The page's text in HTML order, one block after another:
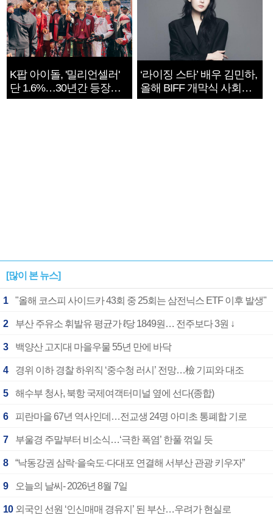
K팝 아이돌, '밀리언셀러'
단 1.6%…30년간 등장
1182개팀 전수조사
‘라이징 스타’ 배우 김민하,
올해 BIFF 개막식 사회자
확정
[많이 본 뉴스]
1 "올해 코스피 사이드카 43회 중 25회는 삼전닉스 ETF 이후 발생"
2 부산 주유소 휘발유 평균가 ℓ당 1849원… 전주보다 3원 ↓
3 백양산 고지대 마을우물 55년 만에 바닥
4 경위 이하 경찰 하위직 ‘중수청 러시’ 전망…檢 기피와 대조
5 해수부 청사, 북항 국제여객터미널 옆에 선다(종합)
6 피란마을 67년 역사인데…전교생 24명 아미초 통폐합 기로
7 부울경 주말부터 비소식…‘극한 폭염’ 한풀 꺾일 듯
8 “낙동강권 삼락·을숙도·다대포 연결해 서부산 관광 키우자”
9 오늘의 날씨- 2026년 8월 7일
10 외국인 선원 ‘인신매매 경유지’ 된 부산…우려가 현실로